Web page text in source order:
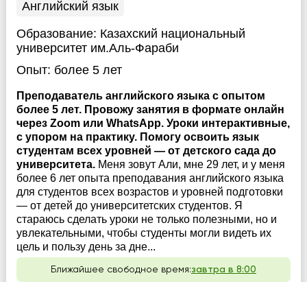
Английский язык
Образование: Казахский национальный
университет им.Аль-Фараби
Опыт: более 5 лет
Преподаватель английского языка с опытом
более 5 лет. Провожу занятия в формате онлайн
через Zoom или WhatsApp. Уроки интерактивные,
с упором на практику. Помогу освоить язык
студентам всех уровней — от детского сада до
университета. Меня зовут Али, мне 29 лет, и у меня
более 6 лет опыта преподавания английского языка
для студентов всех возрастов и уровней подготовки
— от детей до университетских студентов. Я
стараюсь сделать уроки не только полезными, но и
увлекательными, чтобы студенты могли видеть их
цель и пользу день за дне...
Ближайшее свободное время:завтра в 8:00